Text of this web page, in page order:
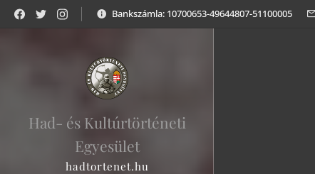
Bankszámla: 10700653-49644807-51100005
Had- és Kultúrtörténeti
Egyesület
hadtortenet.hu